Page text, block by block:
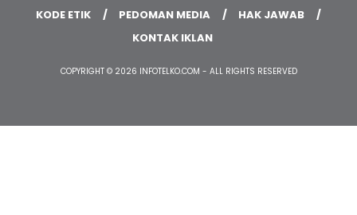
KODE ETIK
PEDOMAN MEDIA
HAK JAWAB
KONTAK IKLAN
COPYRIGHT © 2026 INFOTELKO.COM - ALL RIGHTS RESERVED